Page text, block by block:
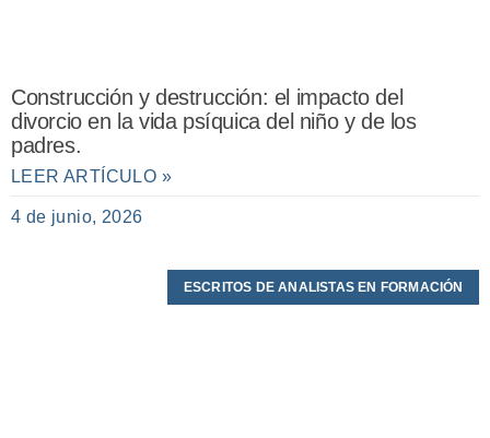
Construcción y destrucción: el impacto del
divorcio en la vida psíquica del niño y de los
padres.
LEER ARTÍCULO »
4 de junio, 2026
ESCRITOS DE ANALISTAS EN FORMACIÓN